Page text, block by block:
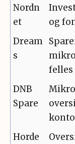
Nordn
et
og
Dream
s
felles
DNB
Spare
Horde